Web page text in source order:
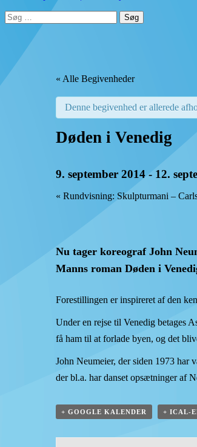
Søg
efter:
« Alle Begivenheder
Denne begivenhed er allerede
Døden i Venedig
9. september 2014- 12.
« Rundvisning: Skulpturmani –
Nu tager koreograf John
Manns roman Døden i
Forestillingen er inspireret af den
Under en rejse til Venedig betages
få ham til at forlade byen, og det
John Neumeier, der siden 1973 har
der bl.a. har danset opsætninger af
+ GOOGLE KALENDER + ICAL-